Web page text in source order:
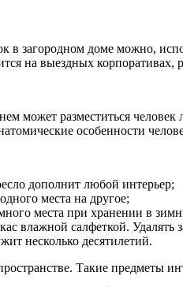
в загородном доме можно,
на выездных корпоративах,
может разместиться
особенности
дополнит любой интерьер;
места на другое;
места при хранении в
влажной салфеткой.
несколько десятилетий.
Такие предметы